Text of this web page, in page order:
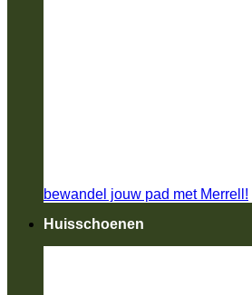
bewandel jouw pad met Merrell!
Huisschoenen